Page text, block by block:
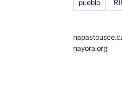
pueblo
nayora.org